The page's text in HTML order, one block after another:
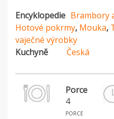
Encyklopedie Brambory
Hotové pokrmy, Mouka,
vaječné výrobky
Kuchyně
Česká
Porce
4
porce